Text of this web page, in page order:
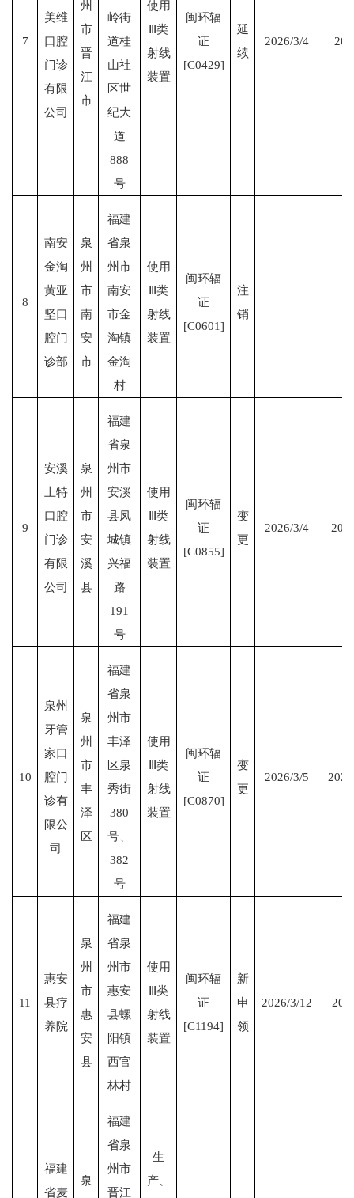
7
美维
口腔
门诊
有限
公司
州
市
晋
江
市
岭街
道桂
山社
区世
纪大
道
888
号
使用
Ⅲ类
射线
装置
闽环辐
证
[C0429]
延
续
2026/3/4
8
南安
金淘
黄亚
坚口
腔门
诊部
泉
州
市
南
安
市
福建
省泉
州市
南安
市金
淘镇
金淘
村
使用
Ⅲ类
射线
装置
闽环辐
证
[C0601]
注
销
9
安溪
上特
口腔
门诊
有限
公司
泉
州
市
安
溪
县
福建
省泉
州市
安溪
县凤
城镇
兴福
路
191
号
使用
Ⅲ类
射线
装置
闽环辐
证
[C0855]
变
更
2026/3/4
10
泉州
牙管
家口
腔门
诊有
限公
司
泉
州
市
丰
泽
区
福建
省泉
州市
丰泽
区泉
秀街
380
号、
382
号
使用
Ⅲ类
射线
装置
闽环辐
证
[C0870]
变
更
2026/3/5
11
惠安
县疗
养院
泉
州
市
惠
安
县
福建
省泉
州市
惠安
县螺
阳镇
西官
林村
使用
Ⅲ类
射线
装置
闽环辐
证
[C1194]
新
申
领
2026/3/12
福建
省麦
泉
福建
省泉
州市
晋江
生
产、